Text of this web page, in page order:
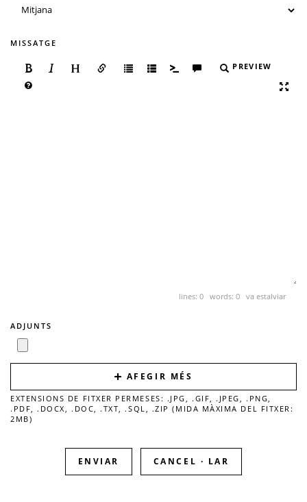
MISSATGE
PREVIEW
lines: 0 words: 0 va estalviar
ADJUNTS
AFEGIR MÉS
EXTENSIONS DE FITXER PERMESES: .JPG, .GIF, .JPEG, .PNG,
.PDF, .DOCX, .DOC, .TXT, .SQL, .ZIP (MIDA MÀXIMA DEL FITXER:
2MB)
CANCEL · LAR